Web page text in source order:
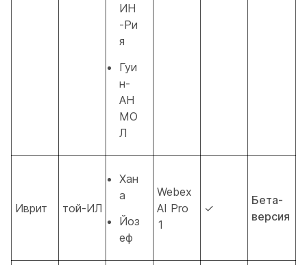
ИН
-Ри
я
Гуи
н-
АН
МО
Л
Иврит той-ИЛ
Хан
а
Йоз
еф
Webex
AI Pro
1
✓
Бета-
версия